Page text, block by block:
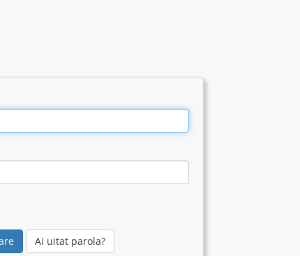
Ai uitat parola?